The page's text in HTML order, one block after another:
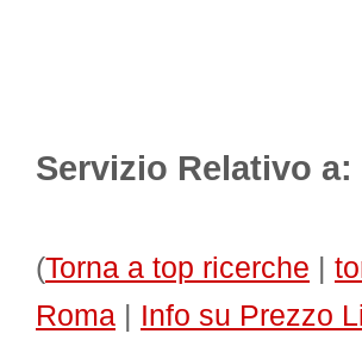
Servizio Relativo
(Torna a top ricerche |
Roma | Info su Prezzo